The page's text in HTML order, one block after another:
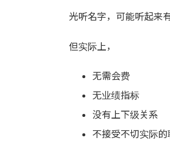
光听名字，可能听起来
但实际上，
无需会费
无业绩指标
没有上下级关系
不接受不切实际